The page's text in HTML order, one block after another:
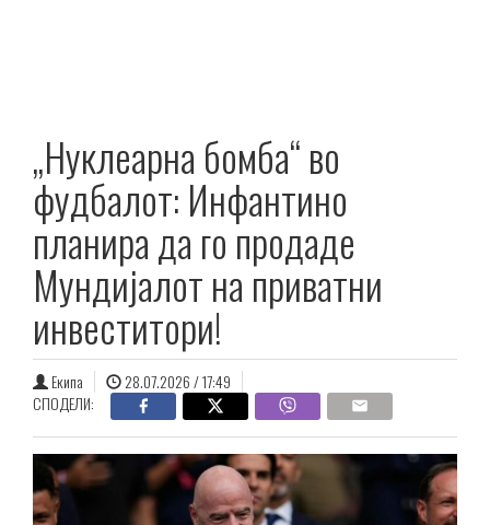
„Нуклеарна бомба“ во
фудбалот: Инфантино
планира да го продаде
Мундијалот на приватни
инвеститори!
Екипа
28.07.2026 / 17:49
СПОДЕЛИ: